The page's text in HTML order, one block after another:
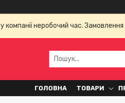
компанії неробочий час.
ГОЛОВНА ТОВАРИ